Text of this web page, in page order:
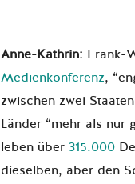
Anne-Kathrin: Frank-
Medienkonferenz,
zwischen zwei
Länder “mehr als nur
leben über 315.000
dieselben, aber den